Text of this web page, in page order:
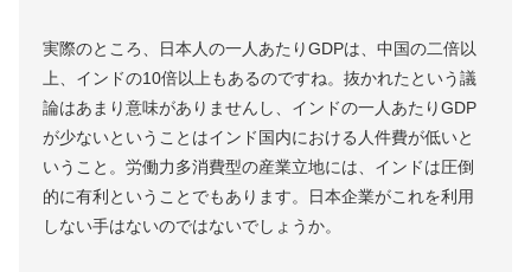
実際のところ、日本人の一人あたりGDPは、中国の二倍以
上、インドの10倍以上もあるのですね。抜かれたという議
論はあまり意味がありませんし、インドの一人あたりGDP
が少ないということはインド国内における人件費が低いと
いうこと。労働力多消費型の産業立地には、インドは圧倒
的に有利ということでもあります。日本企業がこれを利用
しない手はないのではないでしょうか。